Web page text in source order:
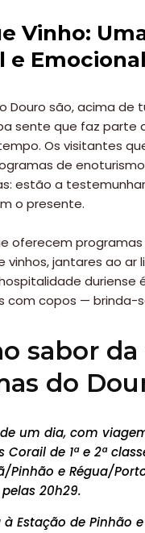
Vinho:
e Emocional
Douro são, acima de
sente que faz parte
Os visitantes
de
estão a
o presente.
oferecem
vinhos, jantares ao
duriense
com copos — brinda-
sabor
do
um dia, com
Corail de 1ª e 2ª
Pinhão e Régua/
20h29.
à Estação de Pinhão